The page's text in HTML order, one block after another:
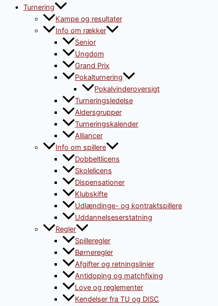
Turnering
Kampe og resultater
Info om rækker
Senior
Ungdom
Grand Prix
Pokalturnering
Pokalvinderoversigt
Turneringsledelse
Aldersgrupper
Turneringskalender
Alliancer
Info om spillere
Dobbeltlicens
Skolelicens
Dispensationer
Klubskifte
Udlændinge- og kontraktspillere
Uddannelseserstatning
Regler
Spilleregler
Børneregler
Afgifter og retningslinier
Antidoping og matchfixing
Love og reglementer
Kendelser fra TU og DISC